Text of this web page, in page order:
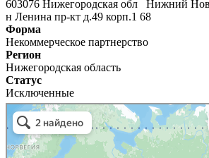
603076 Нижегородская обл Нижний
н Ленина пр-кт д.49 корп.1 68
Форма
Некоммерческое партнерство
Регион
Нижегородская область
Статус
Исключенные